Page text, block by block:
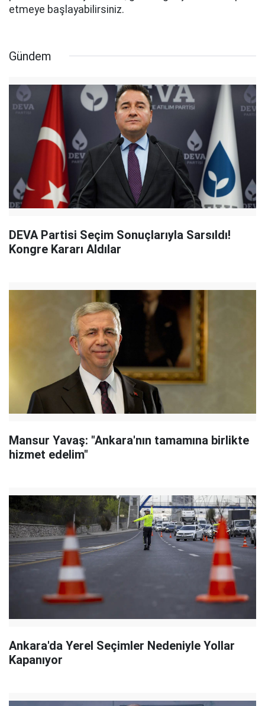
etmeye başlayabilirsiniz.
Gündem
DEVA Partisi Seçim Sonuçlarıyla Sarsıldı!
Kongre Kararı Aldılar
Mansur Yavaş: "Ankara'nın tamamına birlikte
hizmet edelim"
Ankara'da Yerel Seçimler Nedeniyle Yollar
Kapanıyor